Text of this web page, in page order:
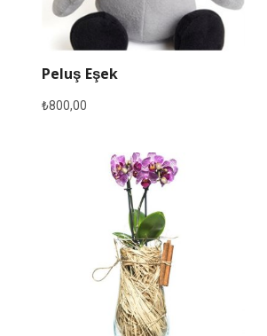
Peluş Eşek
₺800,00